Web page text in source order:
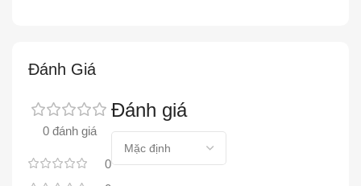
Đánh Giá
0 đánh giá
0
Đánh giá